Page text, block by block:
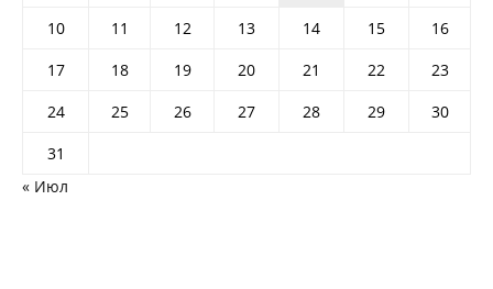
10
11 12 13 14 15
16
17
18 19 20 21 22
23
24
25 26 27 28 29
30
31
« Июл